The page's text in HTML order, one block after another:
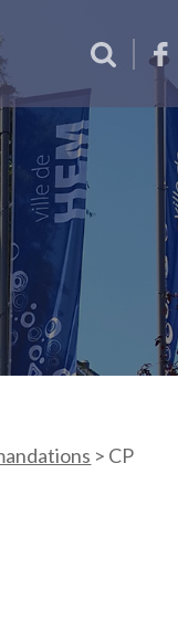
> CP